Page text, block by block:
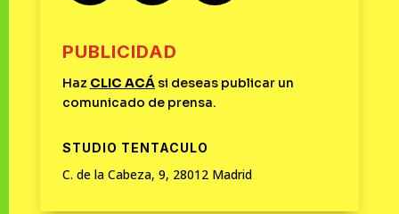
PUBLICIDAD
Haz CLIC ACÁsi deseas publicar un
comunicado de prensa.
STUDIO TENTACULO
C. de la Cabeza, 9, 28012 Madrid